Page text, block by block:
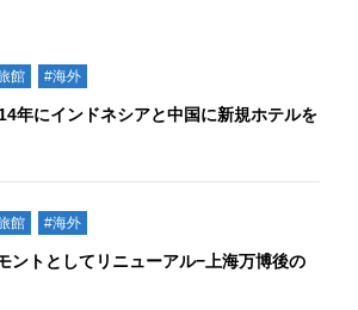
館 #海外
年にインドネシアと中国に新規ホテルを
館 #海外
ントとしてリニューアル−上海万博後の